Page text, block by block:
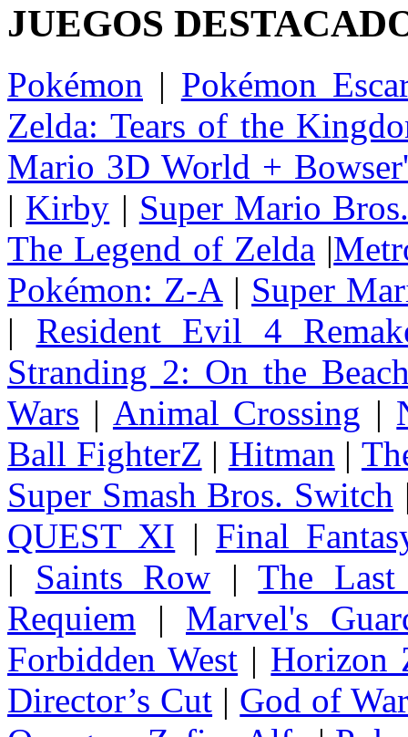
JUEGOS
Pokémon | Pokémon
Zelda: Tears of the
Mario 3D World +
| Kirby | Super Mario
The Legend of Zelda |
Pokémon: Z-A | Super
| Resident Evil 4
Stranding 2: On the
Wars | Animal Crossing |
Ball FighterZ | Hitman |
Super Smash Bros. Switch
QUEST XI | Final
| Saints Row |The
Requiem | Marvel's
Forbidden West | Horizon
Director’s Cut | God of